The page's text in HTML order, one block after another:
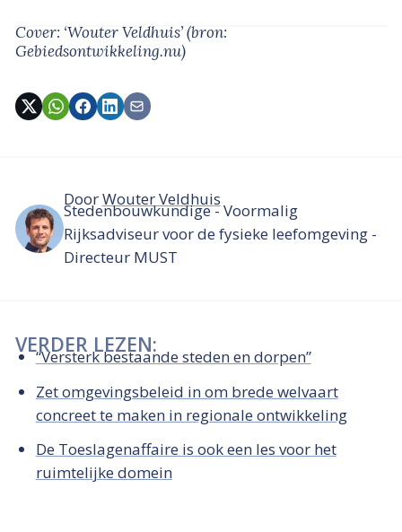
Cover: ‘Wouter Veldhuis’(bron:
Gebiedsontwikkeling.nu)
DoorWouter Veldhuis
Stedenbouwkundige - Voormalig
Rijksadviseur voor de fysieke leefomgeving -
Directeur MUST
VERDER LEZEN:
“Versterk bestaande steden en dorpen”
Zet omgevingsbeleid in om brede welvaart
concreet te maken in regionale ontwikkeling
De Toeslagenaffaire is ook een les voor het
ruimtelijke domein